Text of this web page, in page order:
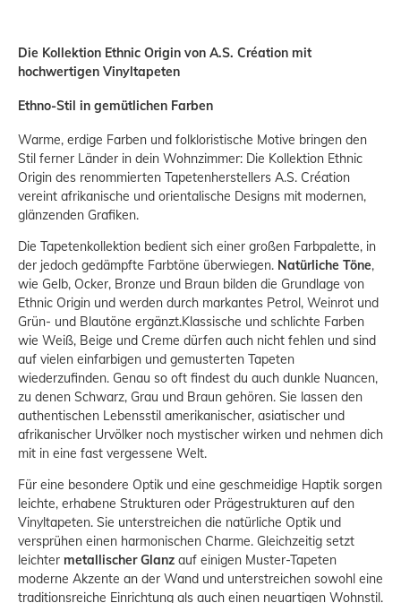
Die Kollektion Ethnic Origin von A.S. Création mit
hochwertigen Vinyltapeten
Ethno-Stil in gemütlichen Farben
Warme, erdige Farben und folkloristische Motive bringen den
Stil ferner Länder in dein Wohnzimmer: Die Kollektion Ethnic
Origin des renommierten Tapetenherstellers A.S. Création
vereint afrikanische und orientalische Designs mit modernen,
glänzenden Grafiken.
Die Tapetenkollektion bedient sich einer großen Farbpalette, in
der jedoch gedämpfte Farbtöne überwiegen. Natürliche Töne,
wie Gelb, Ocker, Bronze und Braun bilden die Grundlage von
Ethnic Origin und werden durch markantes Petrol, Weinrot und
Grün- und Blautöne ergänzt.Klassische und schlichte Farben
wie Weiß, Beige und Creme dürfen auch nicht fehlen und sind
auf vielen einfarbigen und gemusterten Tapeten
wiederzufinden. Genau so oft findest du auch dunkle Nuancen,
zu denen Schwarz, Grau und Braun gehören. Sie lassen den
authentischen Lebensstil amerikanischer, asiatischer und
afrikanischer Urvölker noch mystischer wirken und nehmen dich
mit in eine fast vergessene Welt.
Für eine besondere Optik und eine geschmeidige Haptik sorgen
leichte, erhabene Strukturen oder Prägestrukturen auf den
Vinyltapeten. Sie unterstreichen die natürliche Optik und
versprühen einen harmonischen Charme. Gleichzeitig setzt
leichter metallischer Glanz auf einigen Muster-Tapeten
moderne Akzente an der Wand und unterstreichen sowohl eine
traditionsreiche Einrichtung als auch einen neuartigen Wohnstil.